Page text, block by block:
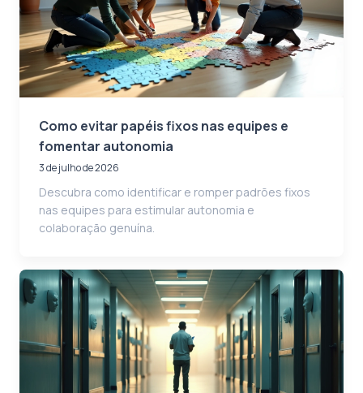
Como evitar papéis fixos nas equipes e
fomentar autonomia
3 de julho de 2026
Descubra como identificar e romper padrões fixos
nas equipes para estimular autonomia e
colaboração genuína.